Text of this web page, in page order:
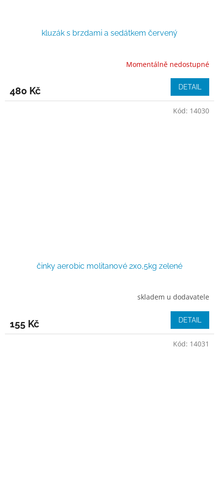
kluzák s brzdami a sedátkem červený
Momentálně nedostupné
480 Kč DETAIL
činky aerobic molitanové 2x0,5kg zelené
skladem u dodavatele
155 Kč DETAIL
Kód: 14030
Kód: 14031